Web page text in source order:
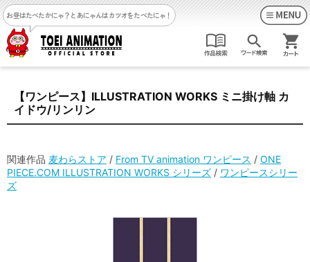
お昼はたべたかにゃ？ とあにゃんはカツオをたべたにゃ！
【ワンピース】ILLUSTRATION WORKS ミニ掛け軸 カ
イドウ/リンリン
関連作品 麦わらストア / From TV animation ワンピース / ONE
PIECE.COM ILLUSTRATION WORKS シリーズ / ワンピースシリー
ズ